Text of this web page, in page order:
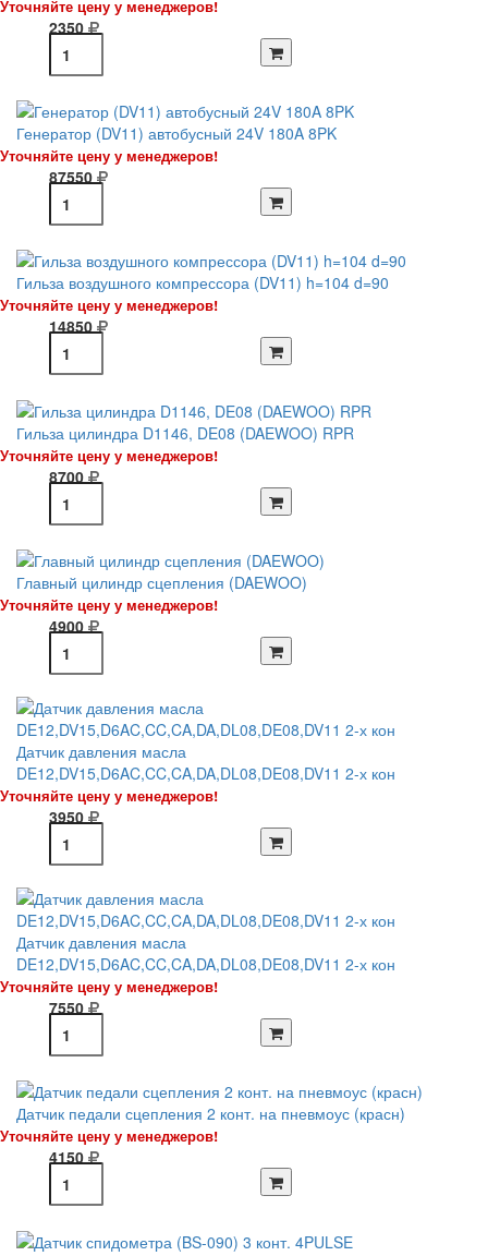
Уточняйте цену у менеджеров!
2350
Генератор (DV11) автобусный 24V 180A 8PK
Уточняйте цену у менеджеров!
87550
Гильза воздушного компрессора (DV11) h=104 d=90
Уточняйте цену у менеджеров!
14850
Гильза цилиндра D1146, DE08 (DAEWOO) RPR
Уточняйте цену у менеджеров!
8700
Главный цилиндр сцепления (DAEWOO)
Уточняйте цену у менеджеров!
4900
Датчик давления масла
DE12,DV15,D6AC,CC,CA,DA,DL08,DE08,DV11 2-х кон
Уточняйте цену у менеджеров!
3950
Датчик давления масла
DE12,DV15,D6AC,CC,CA,DA,DL08,DE08,DV11 2-х кон
Уточняйте цену у менеджеров!
7550
Датчик педали сцепления 2 конт. на пневмоус (красн)
Уточняйте цену у менеджеров!
4150